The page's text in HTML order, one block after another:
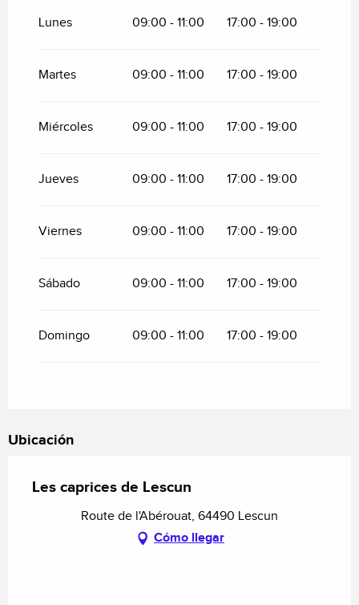
Lunes 09:00 - 11:00 17:00 - 19:00
Martes 09:00 - 11:00 17:00 - 19:00
Miércoles 09:00 - 11:00 17:00 - 19:00
Jueves 09:00 - 11:00 17:00 - 19:00
Viernes 09:00 - 11:00 17:00 - 19:00
Sábado 09:00 - 11:00 17:00 - 19:00
Domingo 09:00 - 11:00 17:00 - 19:00
Ubicación
Les caprices de Lescun
Route de l'Abérouat, 64490 Lescun
Cómo llegar